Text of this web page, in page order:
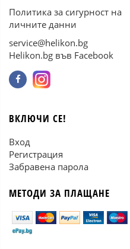
Политика за сигурност на
личните данни
service@helikon.bg
Helikon.bg във Facebook
ВКЛЮЧИ СЕ!
Вход
Регистрация
Забравена парола
МЕТОДИ ЗА ПЛАЩАНЕ